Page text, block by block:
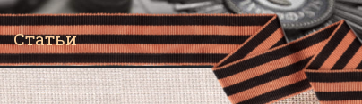
Статьи